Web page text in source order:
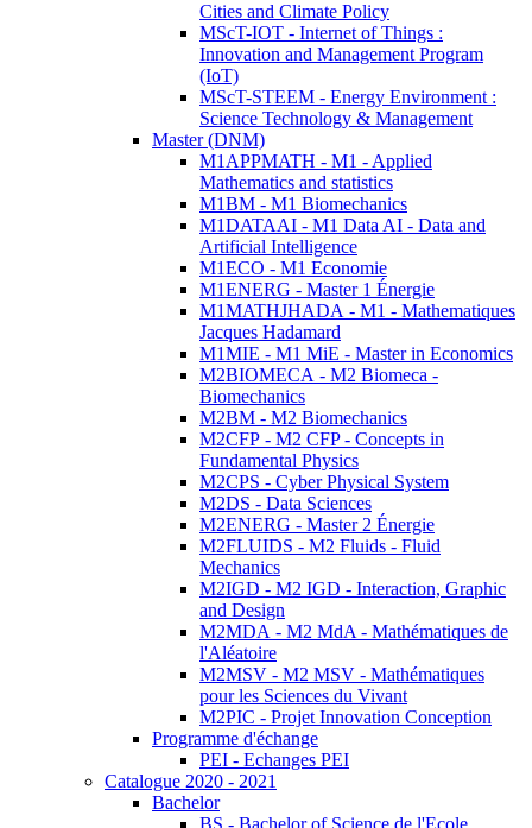
Cities and Climate Policy
MScT-IOT - Internet of Things :
Innovation and Management Program
(IoT)
MScT-STEEM - Energy Environment :
Science Technology & Management
Master (DNM)
M1APPMATH - M1 - Applied
Mathematics and statistics
M1BM - M1 Biomechanics
M1DATAAI - M1 Data AI - Data and
Artificial Intelligence
M1ECO - M1 Economie
M1ENERG - Master 1 Énergie
M1MATHJHADA - M1 - Mathematiques
Jacques Hadamard
M1MIE - M1 MiE - Master in Economics
M2BIOMECA - M2 Biomeca -
Biomechanics
M2BM - M2 Biomechanics
M2CFP - M2 CFP - Concepts in
Fundamental Physics
M2CPS - Cyber Physical System
M2DS - Data Sciences
M2ENERG - Master 2 Énergie
M2FLUIDS - M2 Fluids - Fluid
Mechanics
M2IGD - M2 IGD - Interaction, Graphic
and Design
M2MDA - M2 MdA - Mathématiques de
l'Aléatoire
M2MSV - M2 MSV - Mathématiques
pour les Sciences du Vivant
M2PIC - Projet Innovation Conception
Programme d'échange
PEI - Echanges PEI
Catalogue 2020 - 2021
Bachelor
BS - Bachelor of Science de l'Ecole